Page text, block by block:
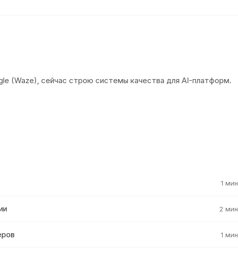
(Waze), сейчас строю системы качества для AI-платформ.
1 мин
2 мин
1 мин